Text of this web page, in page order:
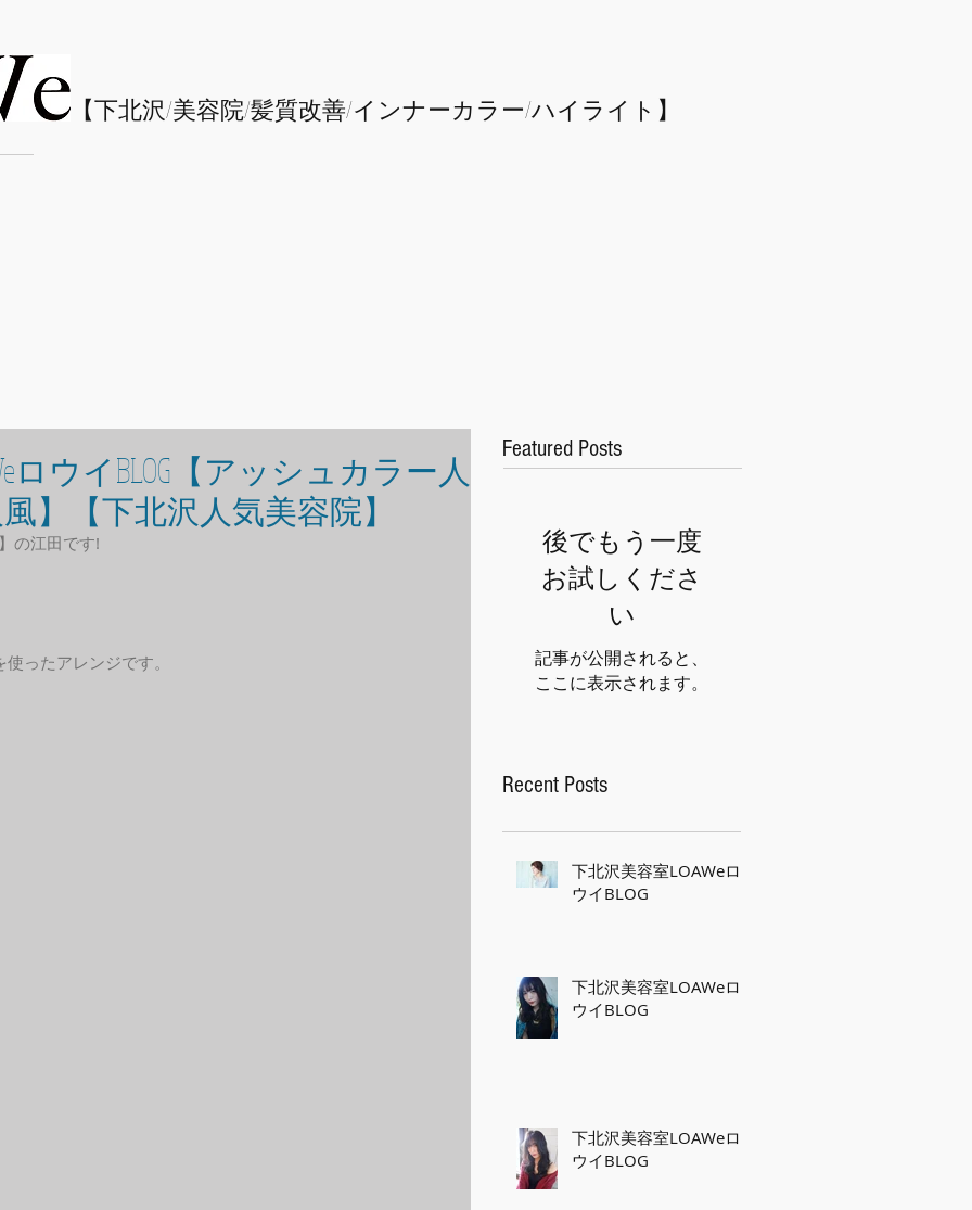
​【下北沢/美容院/髪質改善/インナーカラー/​ハイライト】
ロウイBLOG【アッシュカラー人
】【下北沢人気美容院】
の江田です!
ったアレンジです。
Featured Posts
後でもう一度
お試しくださ
い
記事が公開されると、
ここに表示されます。
Recent Posts
下北沢美容室LOAWeロ
ウイBLOG
下北沢美容室LOAWeロ
ウイBLOG
下北沢美容室LOAWeロ
ウイBLOG